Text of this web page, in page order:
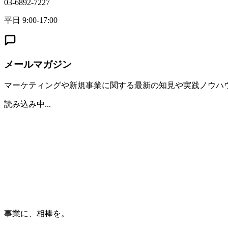
03-6892-7227
平日 9:00-17:00
メールマガジン
マーケティングや新規事業に関する最新の知見や実践ノウハ
読み込み中...
事業に、相棒を。